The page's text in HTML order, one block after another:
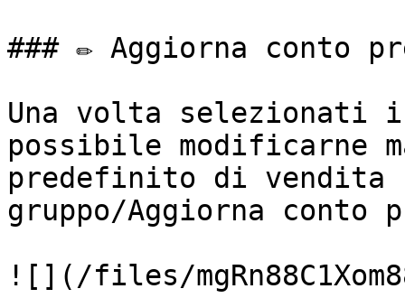
### ✏️ Aggiorna conto
Una volta selezionati
possibile modificarne
predefinito di vendita
gruppo/Aggiorna
![](/files/